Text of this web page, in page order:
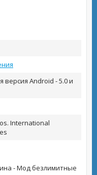
версия Android - 5.0 и
International
- Мод безлимитные